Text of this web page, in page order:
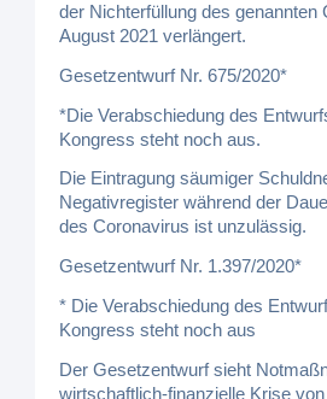
der Nichterfüllung des genannten
August 2021 verlängert.
Gesetzentwurf Nr. 675/2020*
*Die Verabschiedung des
Kongress steht noch aus.
Die Eintragung säumiger
Negativregister während der
des Coronavirus ist unzulässig.
Gesetzentwurf Nr. 1.397/2020*
* Die Verabschiedung des
Kongress steht noch aus
Der Gesetzentwurf sieht
wirtschaftlich-finanzielle Krise